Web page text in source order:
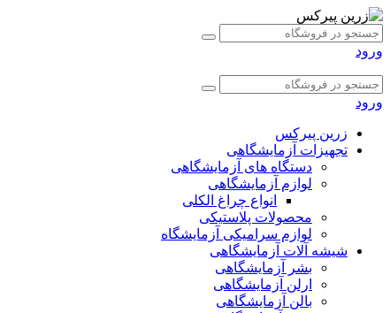
ورود
ورود
زرین پیرکس
تجهیزات آزمایشگاهی
دستگاه های آزمایشگاهی
لوازم آزمایشگاهی
انواع چراغ الکلی
محصولات پلاستیکی
لوازم سرامیکی آزمایشگاه
شیشه آلات آزمایشگاهی
بشر آزمایشگاهی
ارلن آزمایشگاهی
بالن آزمایشگاهی